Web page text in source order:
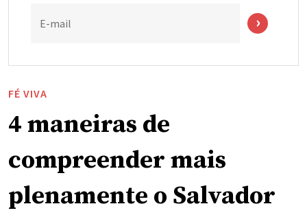
E-mail
FÉ VIVA
4 maneiras de
compreender mais
plenamente o Salvador